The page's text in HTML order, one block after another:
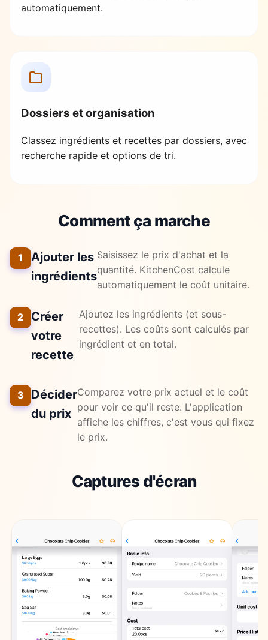
automatiquement.
Dossiers et organisation
Classez ingrédients et recettes par dossiers, avec
recherche rapide et options de tri.
Comment ça marche
1
Ajouter les
ingrédients
Saisissez le prix d'achat et la
quantité. KitchenCost calcule
automatiquement le coût unitaire.
2
Créer
votre
recette
Ajoutez les ingrédients (et sous-
recettes). Les coûts sont calculés par
ingrédient et en total.
3
Décider
du prix
Comparez votre prix actuel et le coût
pour voir ce qu'il reste. L'application
affiche les chiffres, c'est vous qui fixez
le prix.
Captures d'écran